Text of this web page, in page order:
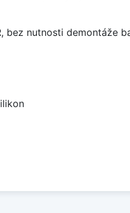
bez nutnosti demontáže